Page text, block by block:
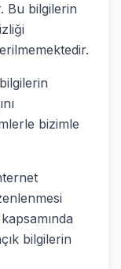
Bu bilgilerin
bizimle
bilgilerin